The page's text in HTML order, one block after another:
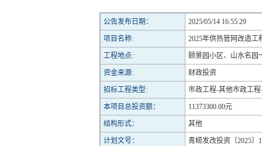
公告发布日期： 2025/05/14 16:55:29
项目名称: 2025年供热管网改造
工程地点: 颐景园小区、山水名园
资金来源: 财政投资
招标工程类型: 市政工程-其他市政工
本项目总投资额： 11373300.00元
结构形式： 其他
计划文号： 青崂发改投资〔2025〕